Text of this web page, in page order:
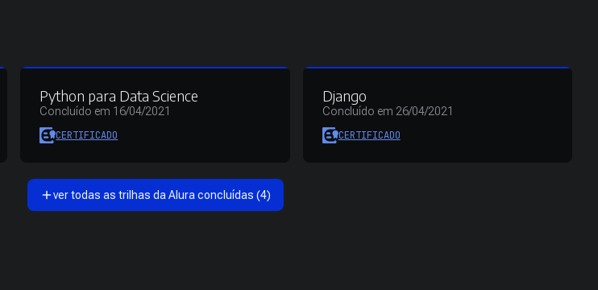
Python para Data Science
Concluído em 16/04/2021
CERTIFICADO
Django
Concluído em 26/04/2021
CERTIFICADO
ver todas as trilhas da Alura concluídas (4)